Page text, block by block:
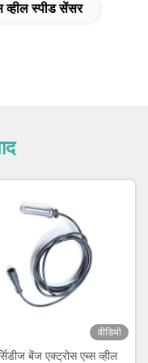
व्हील स्पीड सेंसर
वीडियो
बेंज एक्ट्रोस एब्स व्हील